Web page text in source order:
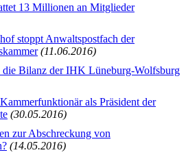
13 Millionen an Mitglieder
stoppt Anwaltspostfach der
(11.06.2016)
die Bilanz der IHK Lüneburg-Wolfsburg
als Präsident der
(30.05.2016)
zur Abschreckung von
(14.05.2016)